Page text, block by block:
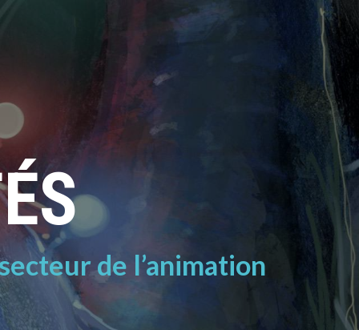
de l’animation